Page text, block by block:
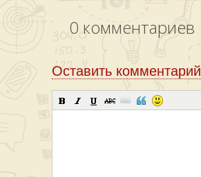
0 комментариев
Оставить комментарий